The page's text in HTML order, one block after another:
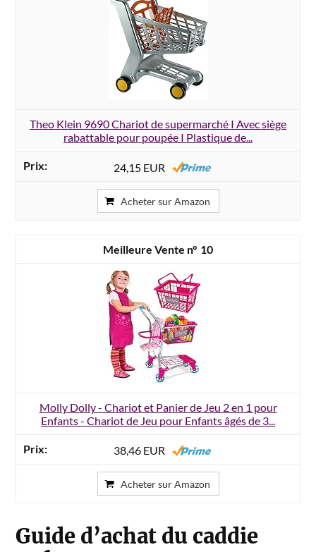
Theo Klein 9690 Chariot de supermarché I Avec siège
rabattable pour poupée I Plastique de...
24,15 EUR
Acheter sur Amazon
10
Molly Dolly - Chariot et Panier de Jeu 2 en 1 pour
Enfants - Chariot de Jeu pour Enfants âgés de 3...
38,46 EUR
Acheter sur Amazon
Guide d’achat du caddie